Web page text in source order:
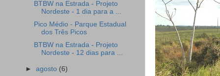
BTBW na Estrada - Projeto
Nordeste - 1 dia para a ...
Pico Médio - Parque Estadual
dos Três Picos
BTBW na Estrada - Projeto
Nordeste - 12 dias para ...
►agosto (6)